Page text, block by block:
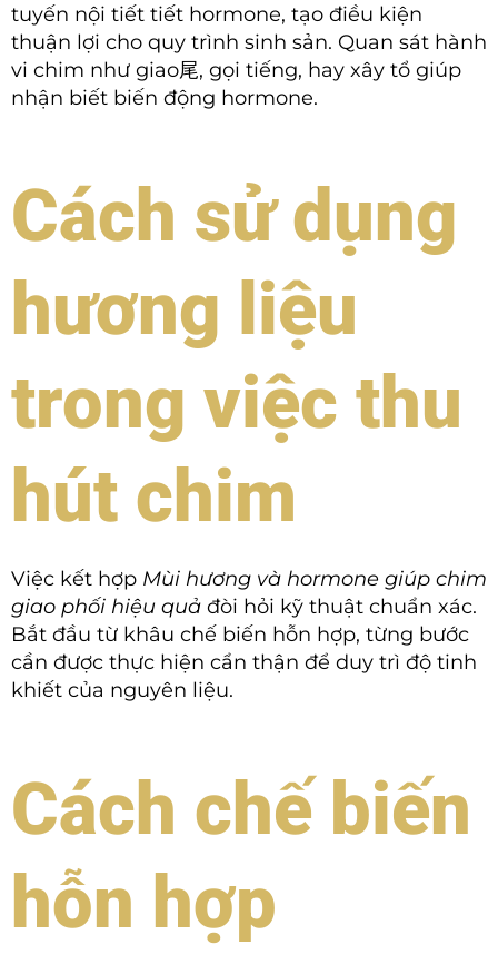
tuyến nội tiết tiết hormone, tạo điều kiện
thuận lợi cho quy trình sinh sản. Quan sát hành
vi chim như giao尾, gọi tiếng, hay xây tổ giúp
nhận biết biến động hormone.
Cách sử dụng
hương liệu
trong việc thu
hút chim
Việc kết hợp Mùi hương và hormone giúp chim
giao phối hiệu quả đòi hỏi kỹ thuật chuẩn xác.
Bắt đầu từ khâu chế biến hỗn hợp, từng bước
cần được thực hiện cẩn thận để duy trì độ tinh
khiết của nguyên liệu.
Cách chế biến
hỗn hợp